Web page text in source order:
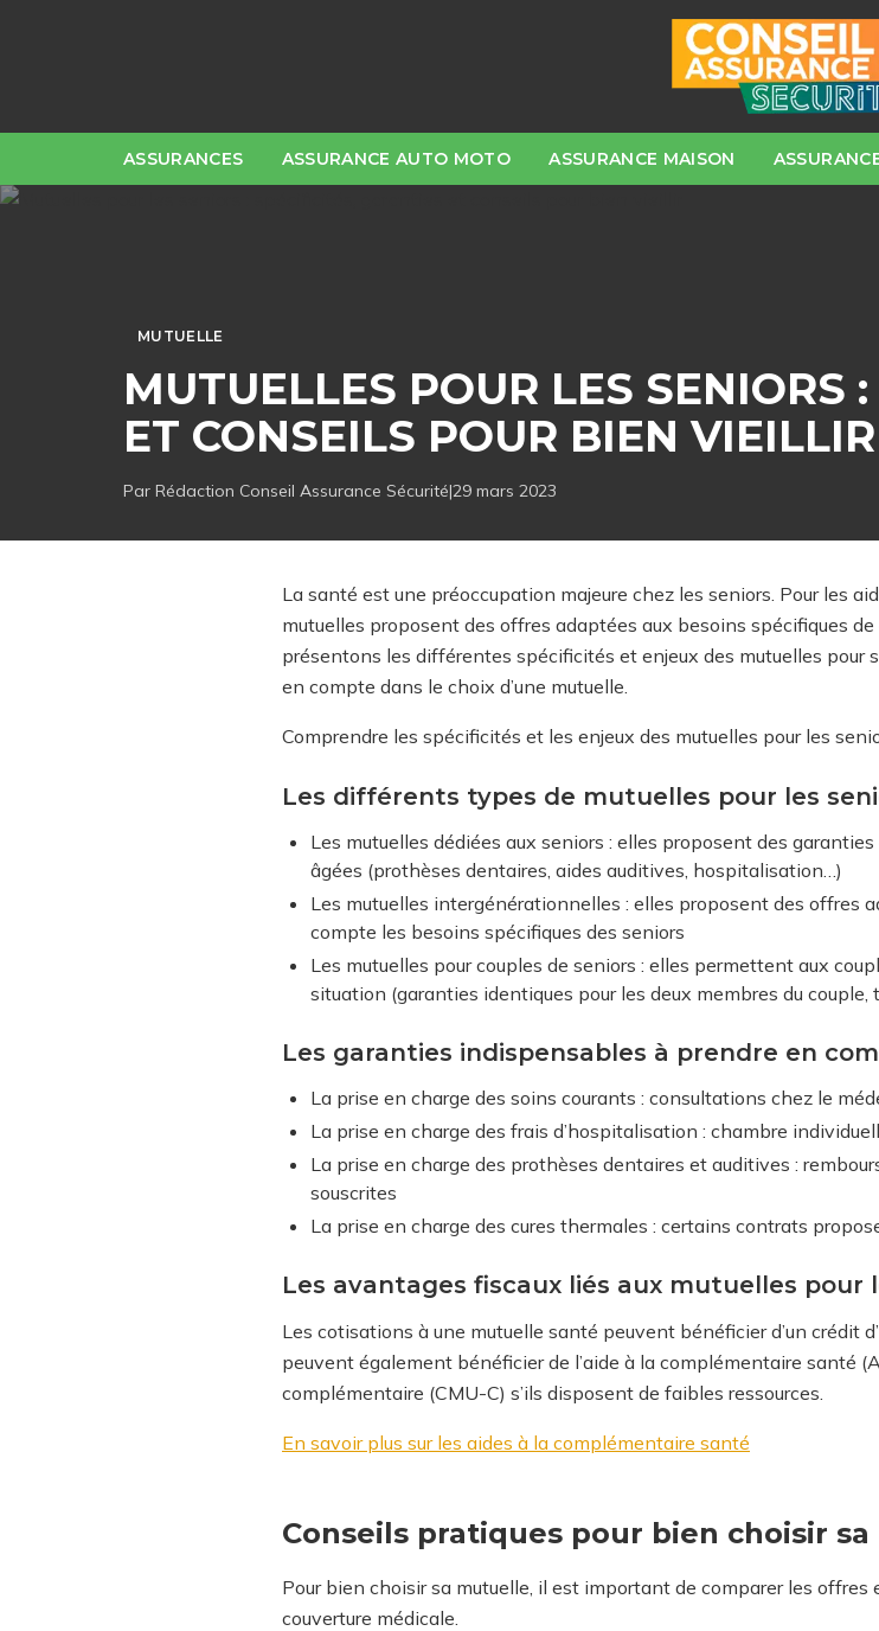
ASSURANCES ASSURANCE AUTO MOTO ASSURANCE MAISON
MUTUELLE
MUTUELLES POUR LES SENIORS
ET CONSEILS POUR BIEN VIEILLIR
Par Rédaction Conseil Assurance Sécurité|29 mars 2023
La santé est une préoccupation majeure chez les seniors. Pour les
mutuelles proposent des offres adaptées aux besoins spécifiques de
présentons les différentes spécificités et enjeux des mutuelles pour
en compte dans le choix d’une mutuelle.
Comprendre les spécificités et les enjeux des mutuelles pour les
Les différents types de mutuelles pour les
Les mutuelles dédiées aux seniors : elles proposent des
âgées (prothèses dentaires, aides auditives, hospitalisation…)
Les mutuelles intergénérationnelles : elles proposent des offres
compte les besoins spécifiques des seniors
Les mutuelles pour couples de seniors : elles permettent aux
situation (garanties identiques pour les deux membres du
Les garanties indispensables à prendre en
La prise en charge des soins courants : consultations chez le
La prise en charge des frais d’hospitalisation : chambre
La prise en charge des prothèses dentaires et auditives :
souscrites
La prise en charge des cures thermales : certains contrats
Les avantages fiscaux liés aux mutuelles pour
Les cotisations à une mutuelle santé peuvent bénéficier d’un crédit
peuvent également bénéficier de l’aide à la complémentaire santé
complémentaire (CMU-C) s’ils disposent de faibles ressources.
En savoir plus sur les aides à la complémentaire santé
Conseils pratiques pour bien choisir
Pour bien choisir sa mutuelle, il est important de comparer les offres
couverture médicale.